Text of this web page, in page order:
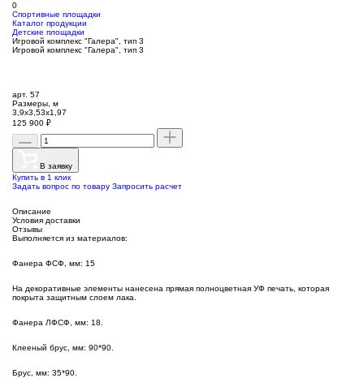
0
Спортивные площадки
Каталог продукции
Детские площадки
Игровой комплекс "Галера", тип 3
Игровой комплекс "Галера", тип 3
арт. 57
Размеры, м
3,9х3,53х1,97
125 900 ₽
В заявку
Купить в 1 клик
Задать вопрос по товару Запросить расчет
Описание
Условия доставки
Отзывы
Выполняется из материалов:
Фанера ФСФ, мм: 15
На декоративные элементы нанесена прямая полноцветная УФ печать, которая
покрыта защитным слоем лака.
Фанера ЛФСФ, мм: 18.
Клееный брус, мм: 90*90.
Брус, мм: 35*90.